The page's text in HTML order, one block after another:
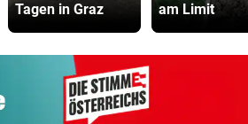
Tagen in Graz
am Limit